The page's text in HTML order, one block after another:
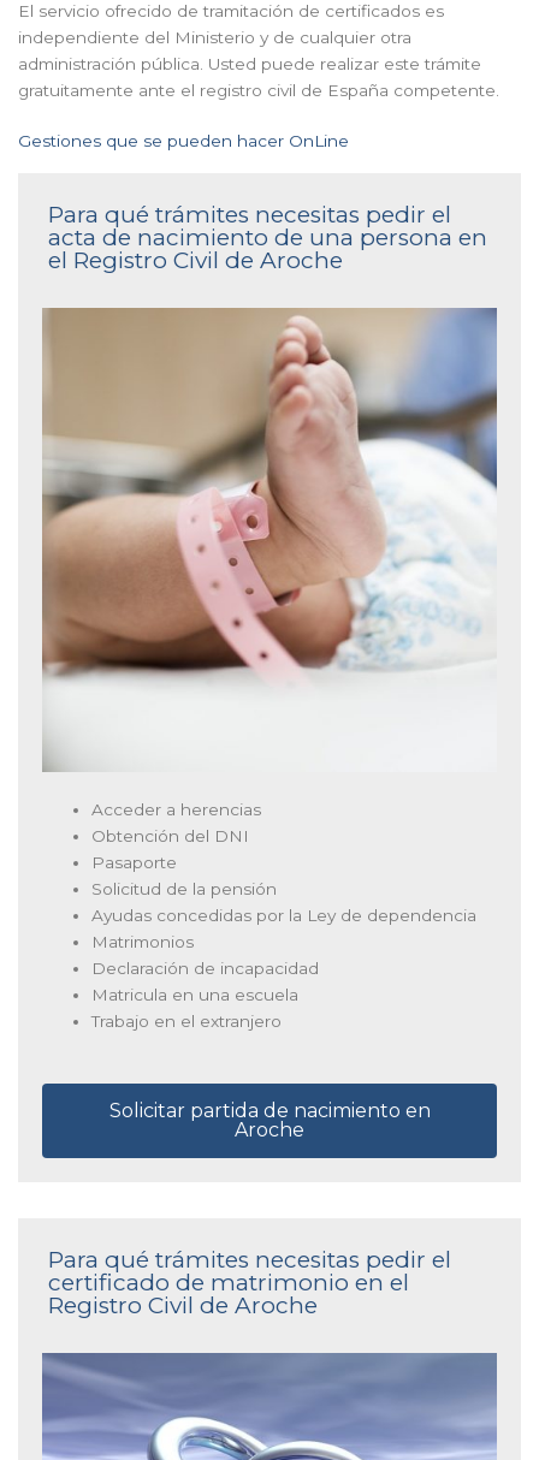
El servicio ofrecido de tramitación de certificados es
independiente del Ministerio y de cualquier otra
administración pública. Usted puede realizar este trámite
gratuitamente ante el registro civil de España competente.
Gestiones que se pueden hacer OnLine
Para qué trámites necesitas pedir el
acta de nacimiento de una persona en
el Registro Civil de Aroche
Acceder a herencias
Obtención del DNI
Pasaporte
Solicitud de la pensión
Ayudas concedidas por la Ley de dependencia
Matrimonios
Declaración de incapacidad
Matricula en una escuela
Trabajo en el extranjero
Solicitar partida de nacimiento en
Aroche
Para qué trámites necesitas pedir el
certificado de matrimonio en el
Registro Civil de Aroche